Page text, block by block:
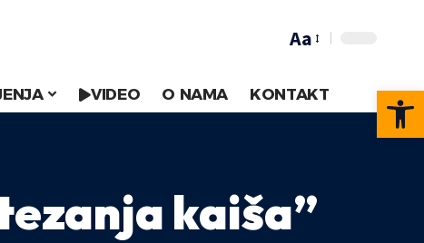
Aa
VIDEO O NAMA KONTAKT
kaiša”